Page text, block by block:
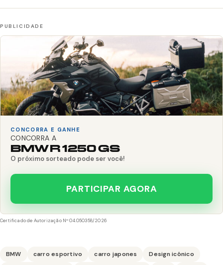
CONCORRA E GANHE
CONCORRA A
BMW R 1250 GS
O próximo sorteado pode ser você!
PARTICIPAR AGORA
Certificado de Autorização Nº 04.050358/2026
BMW carro esportivo carro japones
Design icônico